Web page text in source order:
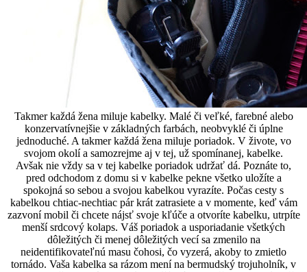
Takmer každá žena miluje kabelky. Malé či veľké, farebné alebo
konzervatívnejšie v základných farbách, neobvyklé či úplne
jednoduché. A takmer každá žena miluje poriadok. V živote, vo
svojom okolí a samozrejme aj v tej, už spomínanej, kabelke.
Avšak nie vždy sa v tej kabelke poriadok udržať dá. Poznáte to,
pred odchodom z domu si v kabelke pekne všetko uložíte a
spokojná so sebou a svojou kabelkou vyrazíte. Počas cesty s
kabelkou chtiac-nechtiac pár krát zatrasiete a v momente, keď vám
zazvoní mobil či chcete nájsť svoje kľúče a otvoríte kabelku, utrpíte
menší srdcový kolaps. Váš poriadok a usporiadanie všetkých
dôležitých či menej dôležitých vecí sa zmenilo na
neidentifikovateľnú masu čohosi, čo vyzerá, akoby to zmietlo
tornádo. Vaša kabelka sa rázom mení na bermudský trojuholník, v